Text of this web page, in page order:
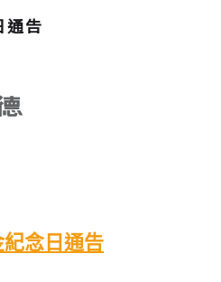
通告
念日通告